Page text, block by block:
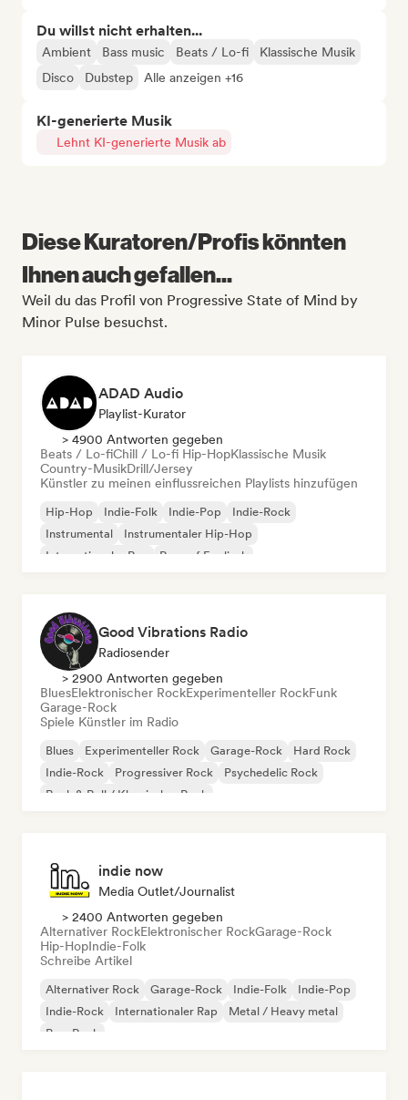
Du willst nicht erhalten...
Ambient Bass music Beats / Lo-fi
Klassische Musik
Disco
Dubstep Alle anzeigen +16
KI-generierte Musik
Lehnt KI-generierte Musik ab
Diese Kuratoren/Profis könnten
Ihnen auch gefallen...
Weil du das Profil von Progressive State of Mind by
Minor Pulse besuchst.
ADAD Audio
Playlist-Kurator
> 4900 Antworten gegeben
Beats / Lo-fiChill / Lo-fi Hip-HopKlassische Musik
Country-MusikDrill/Jersey
Künstler zu meinen einflussreichen Playlists hinzufügen
Hip-Hop Indie-Folk Indie-Pop
Indie-Rock
Instrumental
Instrumentaler Hip-Hop
Internationaler Rap
Rap auf Englisch
Good Vibrations Radio
Radiosender
> 2900 Antworten gegeben
BluesElektronischer RockExperimenteller RockFunk
Garage-Rock
Spiele Künstler im Radio
Blues Experimenteller Rock Garage-Rock
Hard Rock
Indie-Rock
Progressiver Rock
Psychedelic Rock
Rock & Roll / Klassischer Rock
indie now
Media Outlet/Journalist
> 2400 Antworten gegeben
Alternativer RockElektronischer RockGarage-Rock
Hip-HopIndie-Folk
Schreibe Artikel
Alternativer Rock Garage-Rock Indie-Folk
Indie-Pop
Indie-Rock
Internationaler Rap
Metal / Heavy metal
Pop-Rock